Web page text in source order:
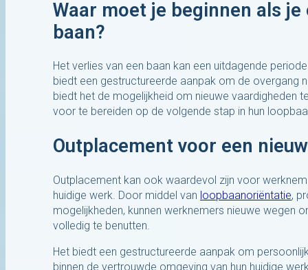
Waar moet je beginnen als
baan?
Het verlies van een baan kan een uitdagende
biedt een gestructureerde aanpak om de overgang
biedt het de mogelijkheid om nieuwe vaardigheden
voor te bereiden op de volgende stap in hun
Outplacement voor een
Outplacement kan ook waardevol zijn voor
huidige werk. Door middel van loopbaanoriëntatie,
mogelijkheden, kunnen werknemers nieuwe wegen
volledig te benutten.
Het biedt een gestructureerde aanpak om
binnen de vertrouwde omgeving van hun huidige